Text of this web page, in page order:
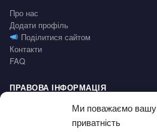
Ми поважаємо вашу
приватність
Про нас
Додати профіль
Поділитися сайтом
Контакти
FAQ
ПРАВОВА ІНФОРМАЦІЯ
Політика конфіденційності / Datenschutz